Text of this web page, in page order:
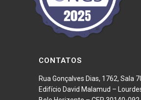
CONTATOS
Rua Gonçalves Dias, 1762, Sala
Edifício David Malamud –